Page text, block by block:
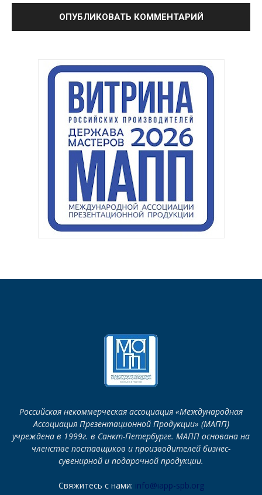
Российская некоммерческая ассоциация «Международная
Ассоциация Презентационной Продукции» (МАПП)
учреждена в 1999г. в Санкт-Петербурге. МАПП основана на
членстве поставщиков и производителей бизнес-
сувенирной и подарочной продукции.
Свяжитесь с нами: info@iapp-spb.org